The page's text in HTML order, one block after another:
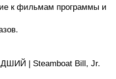
к фильмам программы и
| Steamboat Bill, Jr.